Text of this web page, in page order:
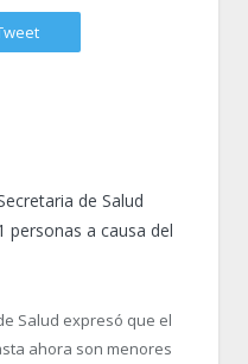
de Salud
a causa del
Salud expresó que el
ahora son menores